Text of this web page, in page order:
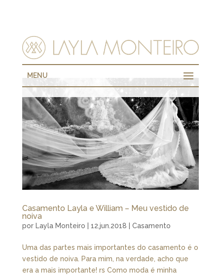
MENU
Casamento Layla e William – Meu vestido de
noiva
por Layla Monteiro 12.jun.2018 Casamento
Uma das partes mais importantes do casamento é o
vestido de noiva. Para mim, na verdade, acho que
era a mais importante! rs Como moda é minha